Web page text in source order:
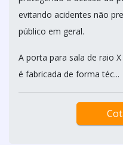
evitando acidentes não
público em geral.
A porta para sala de raio
é fabricada de forma téc...